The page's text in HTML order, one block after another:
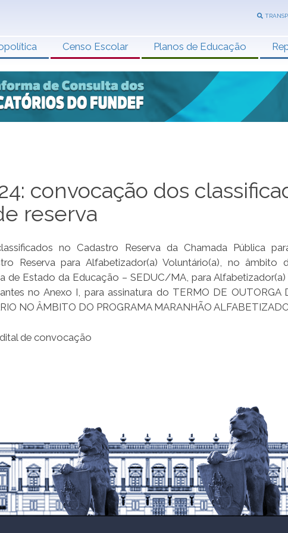
Censo Escolar Planos de Educação
convocação dos
reserva
no Cadastro Reserva da Chamada Pública
Reserva para Alfabetizador(a) Voluntário(a), no âmbito
de Estado da Educação – SEDUC/MA, para Alfabetizador(a)
no Anexo I, para assinatura do TERMO DE OUTORGA
NO ÂMBITO DO PROGRAMA MARANHÃO
de convocação